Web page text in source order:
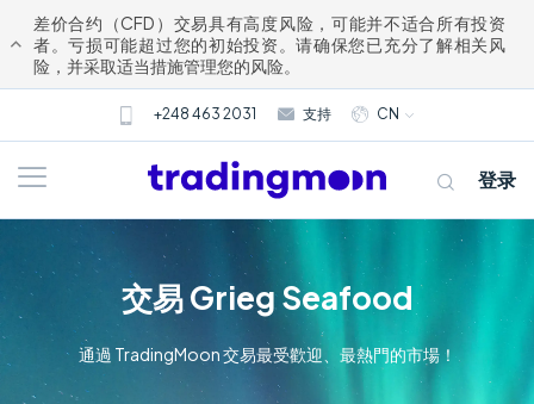
差价合约（CFD）交易具有高度风险，可能并不适合所有投资
者。亏损可能超过您的初始投资。请确保您已充分了解相关风
险，并采取适当措施管理您的风险。
+248 463 2031 支持 CN
登录
交易 Grieg Seafood
通過 TradingMoon 交易最受歡迎、最熱門的市場！